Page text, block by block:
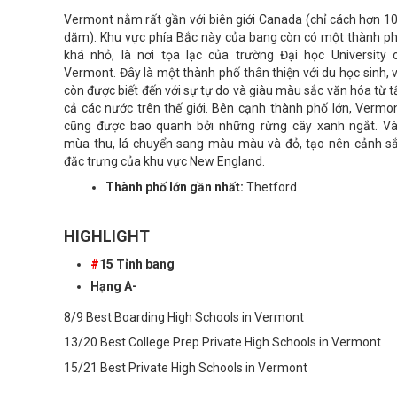
Vermont nằm rất gần với biên giới Canada (chỉ cách hơn
dặm). Khu vực phía Bắc này của bang còn có một thành
khá nhỏ, là nơi tọa lạc của trường Đại học University
Vermont. Đây là một thành phố thân thiện với du học sinh,
còn được biết đến với sự tự do và giàu màu sắc văn hóa từ
cả các nước trên thế giới. Bên cạnh thành phố lớn,
cũng được bao quanh bởi những rừng cây xanh ngắt.
mùa thu, lá chuyển sang màu màu và đỏ, tạo nên cảnh
đặc trưng của khu vực New England.
Thành phố lớn gần nhất: Thetford
HIGHLIGHT
#15 Tỉnh bang
Hạng A-
8/9 Best Boarding High Schools in Vermont
13/20 Best College Prep Private High Schools in Vermont
15/21 Best Private High Schools in Vermont